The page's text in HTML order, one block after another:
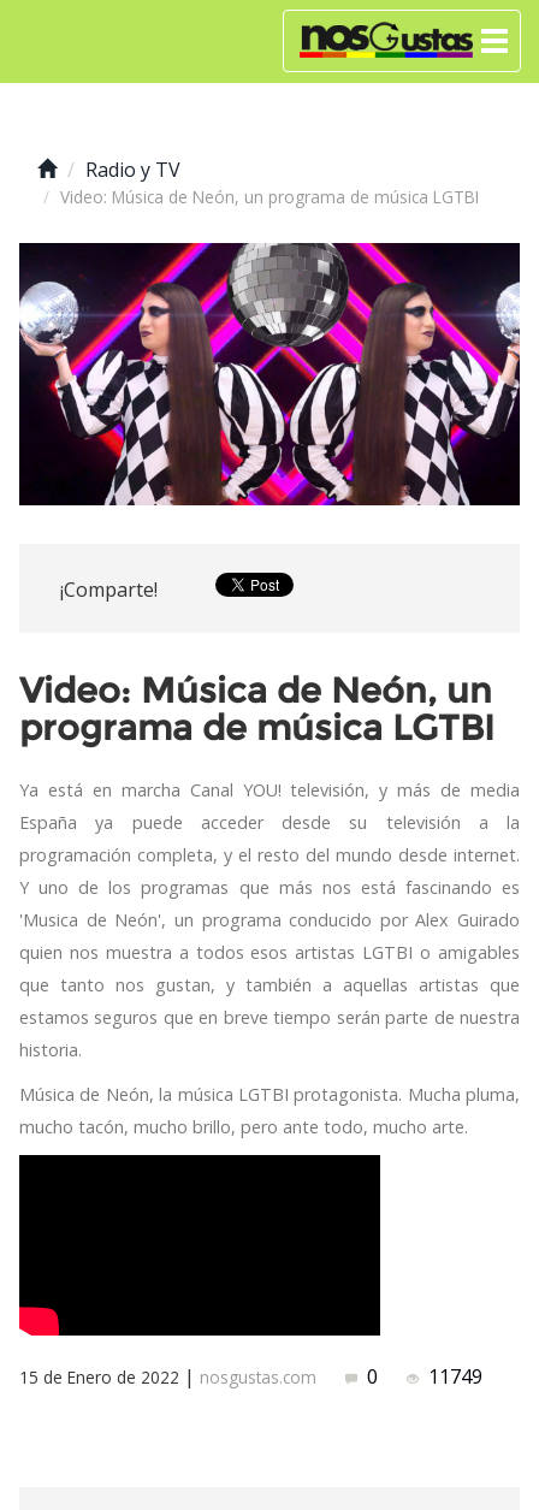
Radio y TV
Video: Música de Neón, un programa de música LGTBI
¡Comparte!
Video: Música de Neón, un
programa de música LGTBI
Ya está en marcha Canal YOU! televisión, y más de media
España ya puede acceder desde su televisión a la
programación completa, y el resto del mundo desde internet.
Y uno de los programas que más nos está fascinando es
'Musica de Neón', un programa conducido por Alex Guirado
quien nos muestra a todos esos artistas LGTBI o amigables
que tanto nos gustan, y también a aquellas artistas que
estamos seguros que en breve tiempo serán parte de nuestra
historia.
Música de Neón, la música LGTBI protagonista. Mucha pluma,
mucho tacón, mucho brillo, pero ante todo, mucho arte.
15 de Enero de 2022 | nosgustas.com 0 11749